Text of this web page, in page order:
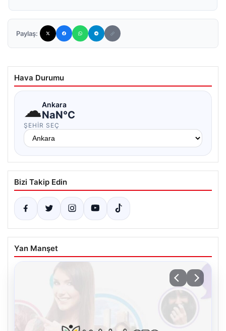
Paylaş:
Hava Durumu
☁Ankara
NaN°C
ŞEHIR SEÇ
Bizi Takip Edin
Yan Manşet